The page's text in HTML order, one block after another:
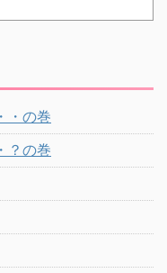
・の巻
？の巻